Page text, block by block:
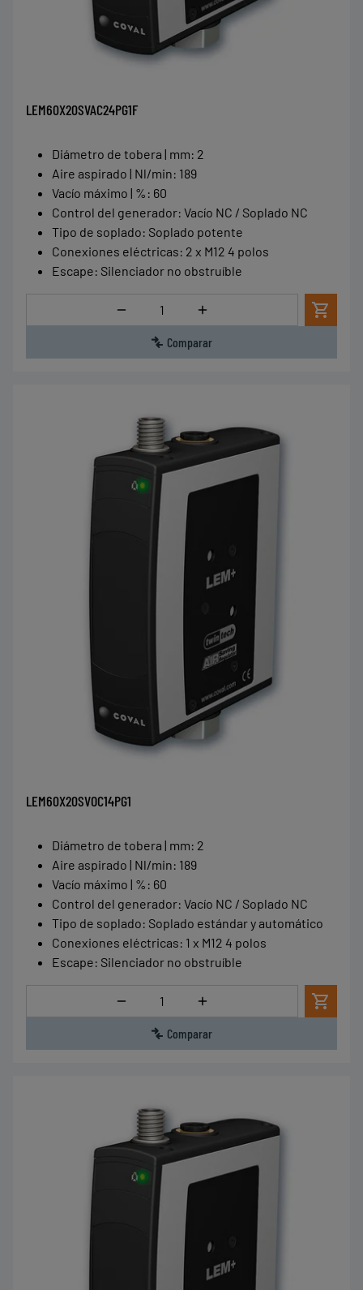
LEM60X20SVAC24PG1F
Diámetro de tobera | mm: 2
Aire aspirado | Nl/min: 189
Vacío máximo | % : 60
Control del generador: Vacío NC / Soplado NC
Tipo de soplado: Soplado potente
Conexiones eléctricas: 2 x M12 4 polos
Escape: Silenciador no obstruíble
Cantidad
Comparar
LEM60X20SVOC14PG1
Diámetro de tobera | mm: 2
Aire aspirado | Nl/min: 189
Vacío máximo | % : 60
Control del generador: Vacío NC / Soplado NC
Tipo de soplado: Soplado estándar y automático
Conexiones eléctricas: 1 x M12 4 polos
Escape: Silenciador no obstruíble
Cantidad
Comparar